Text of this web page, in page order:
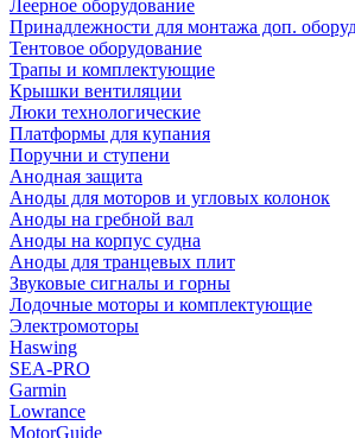
Леерное оборудование
Принадлежности для монтажа доп.
Тентовое оборудование
Трапы и комплектующие
Крышки вентиляции
Люки технологические
Платформы для купания
Поручни и ступени
Анодная защита
Аноды для моторов и угловых колонок
Аноды на гребной вал
Аноды на корпус судна
Аноды для транцевых плит
Звуковые сигналы и горны
Лодочные моторы и комплектующие
Электромоторы
Haswing
SEA-PRO
Garmin
Lowrance
MotorGuide